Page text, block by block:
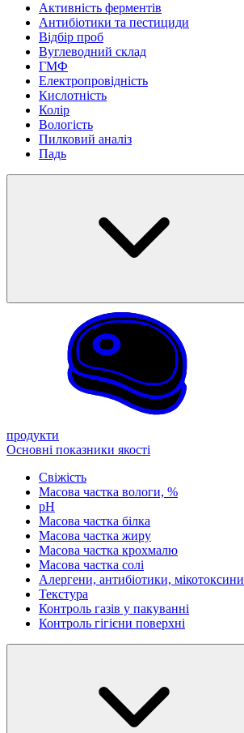
Активність ферментів
Антибіотики та пестициди
Відбір проб
Вуглеводний склад
ГМФ
Електропровідність
Кислотність
Колір
Вологість
Пилковий аналіз
Падь
продукти
Основні показники якості
Свіжість
Масова частка вологи, %
рН
Масова частка білка
Масова частка жиру
Масова частка крохмалю
Масова частка солі
Алергени, антибіотики, мікотоксини
Текстура
Контроль газів у пакуванні
Контроль гігієни поверхні